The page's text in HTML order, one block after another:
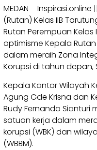
MEDAN –
(Rutan) Kelas IIB
Rutan Perempuan
optimisme Kepala
dalam meraih Zona
Korupsi di tahun depan,
Kepala Kantor Wilayah
Agung Gde Krisna dan
Rudy Fernando Sianturi
satuan kerja dalam
korupsi (WBK) dan
(WBBM).